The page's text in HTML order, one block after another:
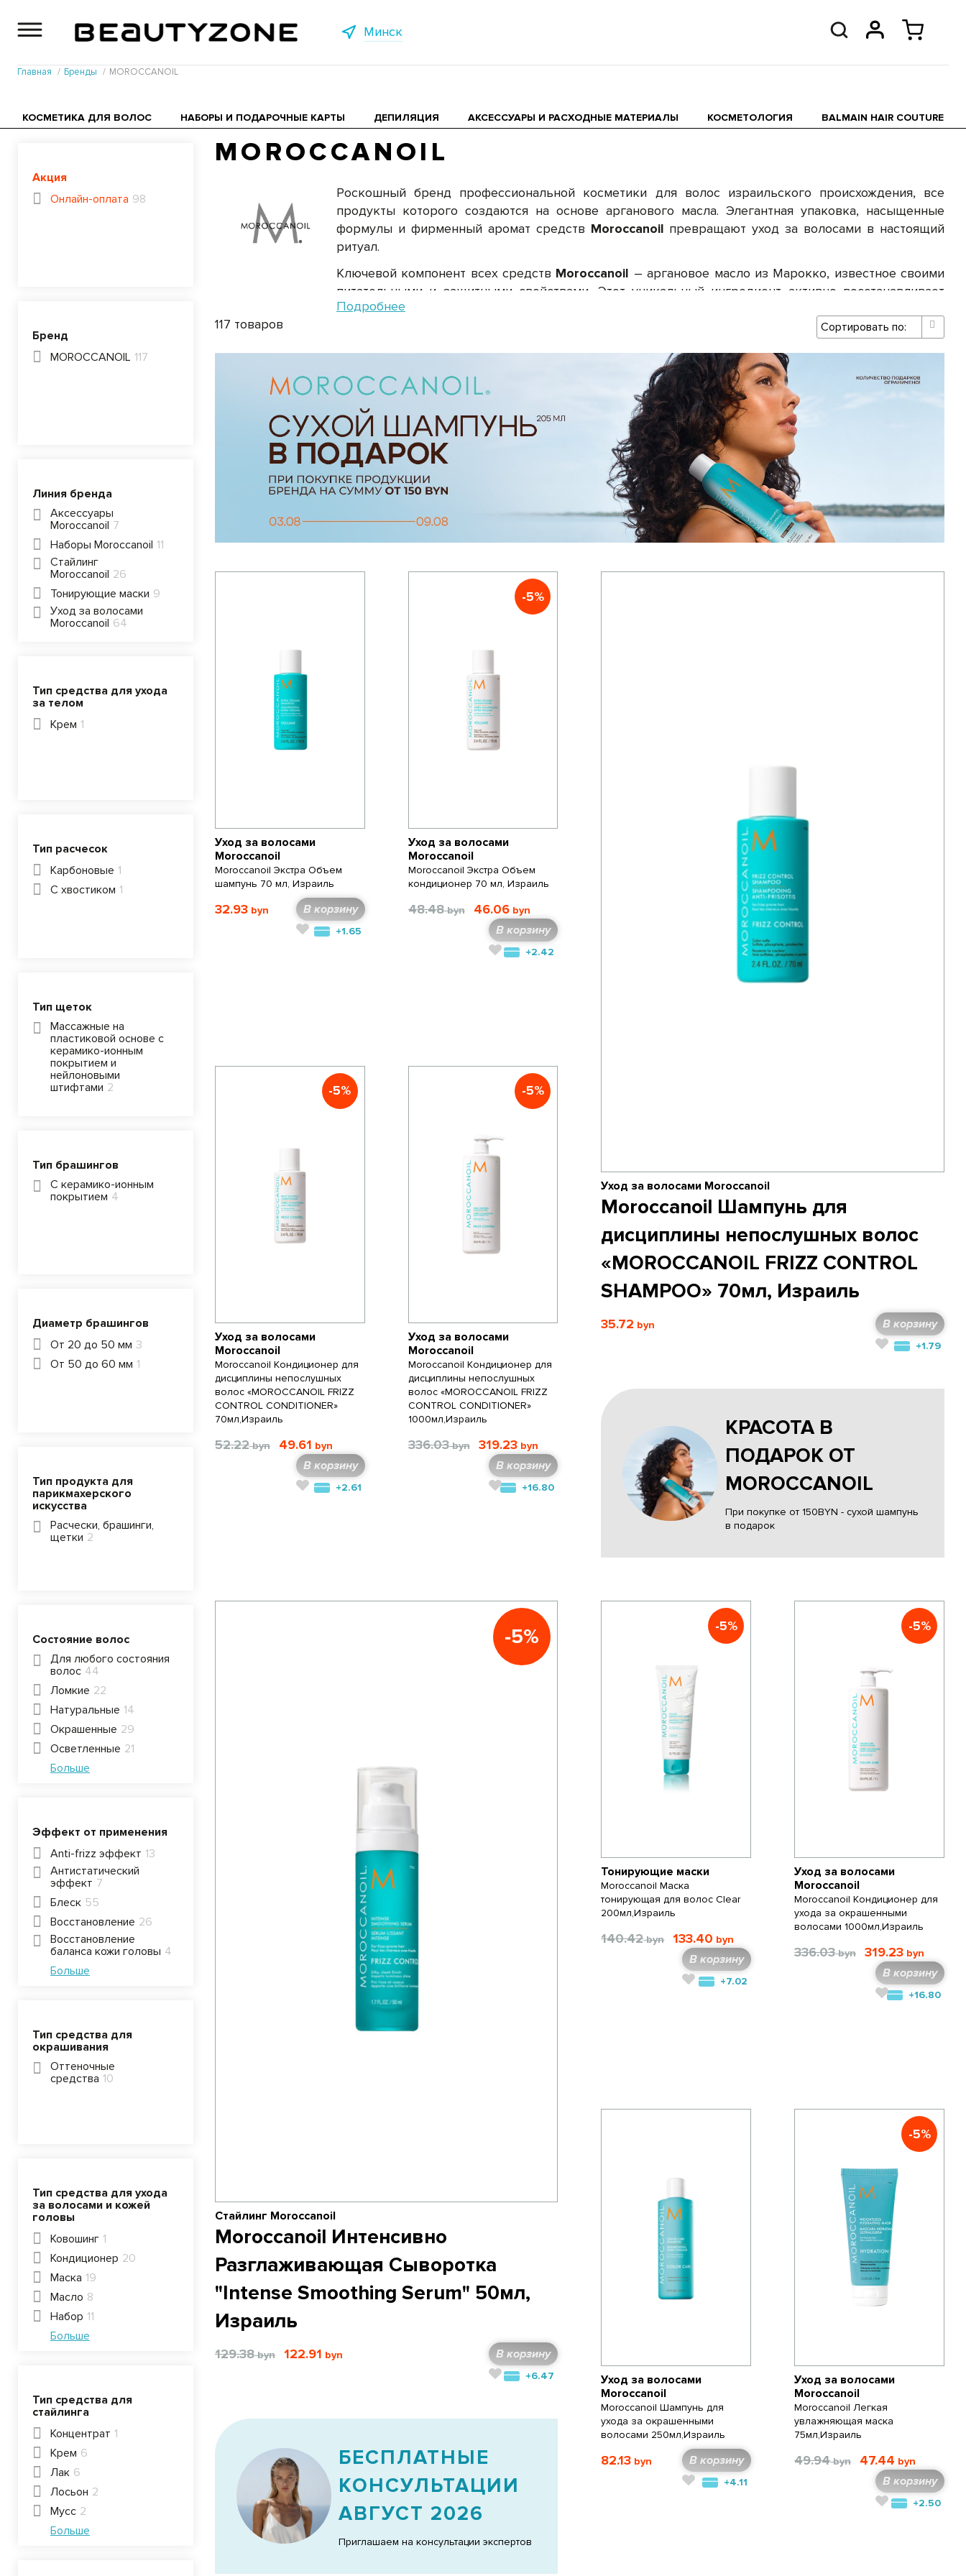
Минск
Главная Бренды MOROCCANOIL
КОСМЕТИКА ДЛЯ ВОЛОС НАБОРЫ И ПОДАРОЧНЫЕ КАРТЫ ДЕПИЛЯЦИЯ АКСЕССУАРЫ И РАСХОДНЫЕ МАТЕРИАЛЫ КОСМЕТОЛОГИЯ BALMAIN HAIR COUTURE
Акция
Онлайн-оплата 98
Бренд
MOROCCANOIL 117
Линия бренда
Аксессуары
Moroccanoil 7
Наборы Moroccanoil 11
Стайлинг
Moroccanoil 26
Тонирующие маски 9
Уход за волосами
Moroccanoil 64
Тип средства для ухода
за телом
Крем 1
Тип расчесок
Карбоновые 1
С хвостиком 1
Тип щеток
Массажные на
пластиковой основе с
керамико-ионным
покрытием и
нейлоновыми
штифтами 2
Тип брашингов
С керамико-ионным
покрытием 4
Диаметр брашингов
От 20 до 50 мм 3
От 50 до 60 мм 1
Тип продукта для
парикмахерского
искусства
Расчески, брашинги,
щетки 2
Состояние волос
Для любого состояния
волос 44
Ломкие 22
Натуральные 14
Окрашенные 29
Осветленные 21
Больше
Эффект от применения
Anti-frizz эффект 13
Антистатический
эффект 7
Блеск 55
Восстановление 26
Восстановление
баланса кожи головы 4
Больше
Тип средства для
окрашивания
Оттеночные
средства 10
Тип средства для ухода
за волосами и кожей
головы
Ковошинг 1
Кондиционер 20
Маска 19
Масло 8
Набор 11
Больше
Тип средства для
стайлинга
Концентрат 1
Крем 6
Лак 6
Лосьон 2
Мусс 2
Больше
MOROCCANOIL
Роскошный бренд профессиональной косметики для волос израильского происхождения, все
продукты которого создаются на основе арганового масла. Элегантная упаковка, насыщенные
формулы и фирменный аромат средств Moroccanoil превращают уход за волосами в настоящий
ритуал.
Ключевой компонент всех средств Moroccanoil – аргановое масло из Марокко, известное своими
питательными и защитными свойствами. Этот уникальный ингредиент активно восстанавливает
волосы, устраняет их тусклость и ломкость. Как самостоятельный продукт аргановое масло бренда
СредстваMoroccanoilобеспечивают комплексный уход, направленный на питание, восстановление
и защиту волос. Это позволяет поддерживать их в идеальном состоянии, придавая здоровый и
сияющий вид.
Подробнее
117 товаров
Уход за волосами
Moroccanoil
Moroccanoil Экстра Объем
шампунь 70 мл, Израиль
32.93 В корзину
+1.65
-5%
Уход за волосами
Moroccanoil
Moroccanoil Экстра Объем
кондиционер 70 мл, Израиль
48.48 46.06
В корзину
+2.42
Уход за волосами Moroccanoil
Moroccanoil Шампунь для
дисциплины непослушных волос
«MOROCCANOIL FRIZZ CONTROL
SHAMPOO» 70мл, Израиль
35.72 В корзину
+1.79
КРАСОТА В
ПОДАРОК ОТ
MOROCCANOIL
При покупке от 150BYN - сухой шампунь
в подарок
-5%
Уход за волосами
Moroccanoil
Moroccanoil Кондиционер для
дисциплины непослушных
волос «MOROCCANOIL FRIZZ
CONTROL CONDITIONER»
70мл,Израиль
52.22 49.61
В корзину
+2.61
-5%
Уход за волосами
Moroccanoil
Moroccanoil Кондиционер для
дисциплины непослушных
волос «MOROCCANOIL FRIZZ
CONTROL CONDITIONER»
1000мл,Израиль
336.03 319.23
В корзину
+16.80
-5%
Стайлинг Moroccanoil
Moroccanoil Интенсивно
Разглаживающая Сыворотка
"Intense Smoothing Serum" 50мл,
Израиль
129.38 122.91 В корзину
+6.47
БЕСПЛАТНЫЕ
КОНСУЛЬТАЦИИ
АВГУСТ 2026
Приглашаем на консультации экспертов
-5%
Тонирующие маски
Moroccanoil Маска
тонирующая для волос Clear
200мл,Израиль
140.42 133.40
В корзину
+7.02
-5%
Уход за волосами
Moroccanoil
Moroccanoil Кондиционер для
ухода за окрашенными
волосами 1000мл,Израиль
336.03 319.23
В корзину
+16.80
Уход за волосами
Moroccanoil
Moroccanoil Шампунь для
ухода за окрашенными
волосами 250мл,Израиль
82.13 В корзину
+4.11
-5%
Уход за волосами
Moroccanoil
Moroccanoil Легкая
увлажняющая маска
75мл,Израиль
49.94 47.44
В корзину
+2.50